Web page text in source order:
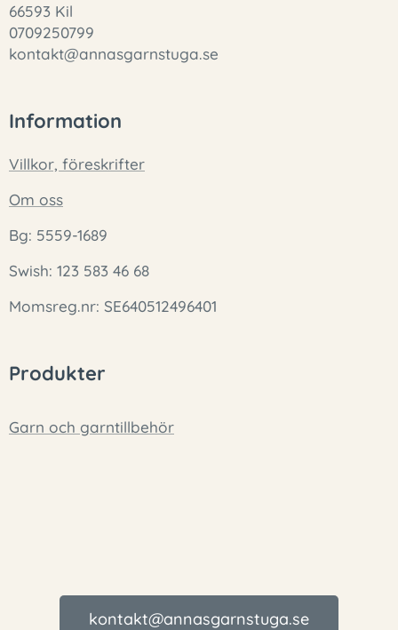
66593 Kil
0709250799
kontakt@annasgarnstuga.se
Information
Villkor, föreskrifter
Om oss
Bg: 5559-1689
Swish: 123 583 46 68
Momsreg.nr: SE640512496401
Produkter
Garn och garntillbehör
kontakt@annasgarnstuga.se